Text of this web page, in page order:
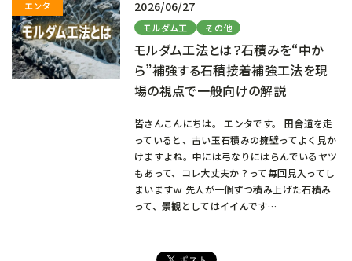
2026/06/27
モルダム工 その他
モルダム工法とは？石積みを“中か
ら”補強する石積接着補強工法を現
場の視点で一般向けの解説
皆さんこんにちは。 エンタです。 田舎道を走
っていると、古い玉石積みの擁壁ってよく見か
けますよね。中には弓なりにはらんでいるヤツ
もあって、コレ大丈夫か？って毎回見入ってし
まいますｗ 先人が一個ずつ積み上げた石積み
って、景観としてはイイんです…